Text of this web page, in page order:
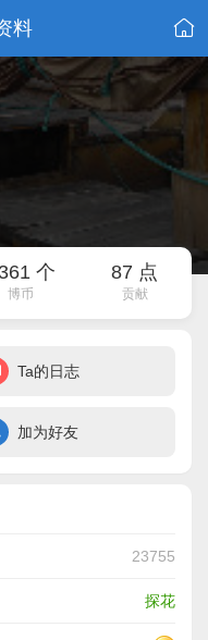
料
个
博币
87 点
贡献
Ta的日志
加为好友
23755
探花